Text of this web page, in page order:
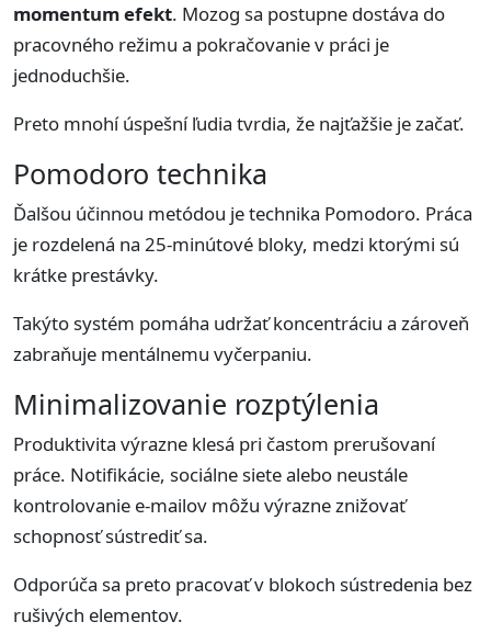
momentum efekt. Mozog sa postupne dostáva do
pracovného režimu a pokračovanie v práci je
jednoduchšie.
Preto mnohí úspešní ľudia tvrdia, že najťažšie je začať.
Pomodoro technika
Ďalšou účinnou metódou je technika Pomodoro. Práca
je rozdelená na 25-minútové bloky, medzi ktorými sú
krátke prestávky.
Takýto systém pomáha udržať koncentráciu a zároveň
zabraňuje mentálnemu vyčerpaniu.
Minimalizovanie rozptýlenia
Produktivita výrazne klesá pri častom prerušovaní
práce. Notifikácie, sociálne siete alebo neustále
kontrolovanie e-mailov môžu výrazne znižovať
schopnosť sústrediť sa.
Odporúča sa preto pracovať v blokoch sústredenia bez
rušivých elementov.